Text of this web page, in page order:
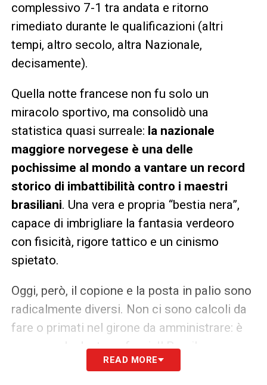
complessivo 7-1 tra andata e ritorno
rimediato durante le qualificazioni (altri
tempi, altro secolo, altra Nazionale,
decisamente).
Quella notte francese non fu solo un
miracolo sportivo, ma consolidò una
statistica quasi surreale: la nazionale
maggiore norvegese è una delle
pochissime al mondo a vantare un record
storico di imbattibilità contro i maestri
brasiliani. Una vera e propria “bestia nera”,
capace di imbrigliare la fantasia verdeoro
con fisicità, rigore tattico e un cinismo
spietato.
Oggi, però, il copione e la posta in palio sono
radicalmente diversi. Non ci sono calcoli da
fare o primati nel girone da amministrare: è
una gara da dentro o fuori. Il Brasile
scenderà in campo non solo per conquistare
READ MORE